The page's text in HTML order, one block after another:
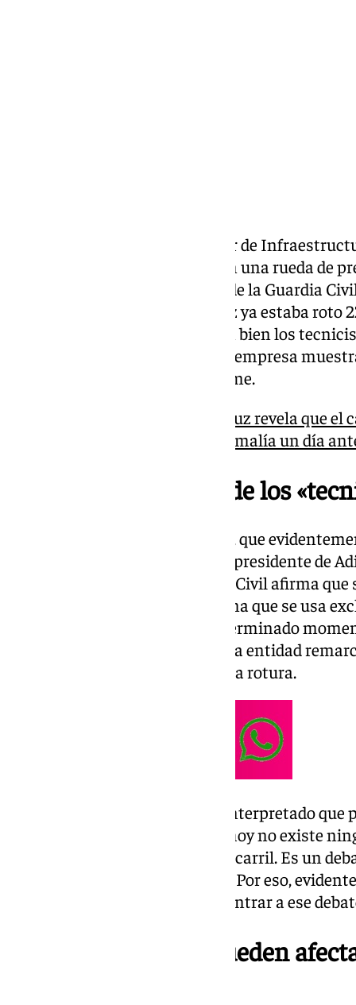
El presidente del Administrador de
Pedro Marco, ha comunicado en una rueda de
acuerdo con el último informe de la Guardia
provocó el accidente de Adamuz ya estaba roto
basa en que no se interpretaron bien los
informe y, por lo tanto, desde la empresa
Civil expone en su último informe.
El último informe de Adamuz revela que el
siniestro presentó una anomalía un día
Mala interpretación de los
«Hay un nivel de tecnicismo tal, que
interpretado», señala Marco. El presidente de
caída de tensión que la Guardia Civil afirma
accidente proviene de un sistema que se usa
se encuentra un tren en un determinado
roturas. En este sentido, desde la entidad
concluir que hubo, en efecto, una rotura.
«La Guardia Civil puede haber interpretado
pero es que realmente hoy por hoy no existe
en tiempo real de una rotura de carril. Es un
resolver en el sector ferroviario. Por eso,
Guardia Civil porque no puede entrar a ese
Otros factores que pueden